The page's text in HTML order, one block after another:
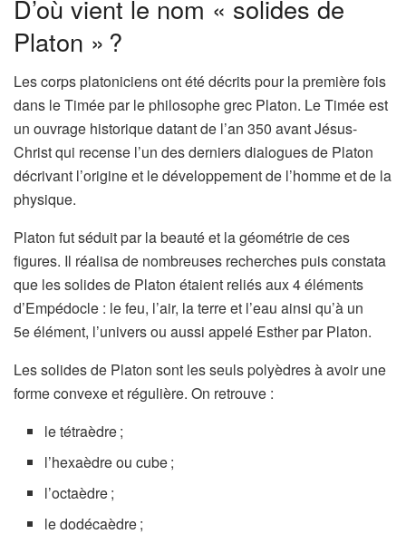
D’où vient le nom « solides de
Platon » ?
Les corps platoniciens ont été décrits pour la première fois
dans le Timée par le philosophe grec Platon. Le Timéeest
un ouvrage historique datant de l’an 350 avant Jésus-
Christ qui recense l’un des derniers dialogues de Platon
décrivant l’origine et le développement de l’homme et de la
physique.
Platon fut séduit par la beauté et la géométrie de ces
figures. Il réalisa de nombreuses recherches puis constata
que les solides de Platon étaient reliés aux 4 éléments
d’Empédocle : le feu, l’air, la terre et l’eau ainsi qu’à un
5e élément, l’univers ou aussi appelé Esther par Platon.
Les solides de Platon sont les seuls polyèdres à avoir une
forme convexe et régulière. On retrouve :
le tétraèdre ;
l’hexaèdre ou cube ;
l’octaèdre ;
le dodécaèdre ;